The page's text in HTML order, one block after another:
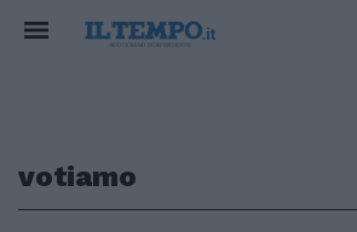
votiamo